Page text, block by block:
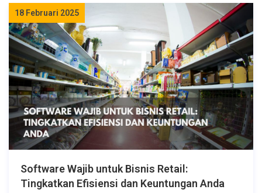
18 Februari 2025
Software Wajib untuk Bisnis Retail:
Tingkatkan Efisiensi dan Keuntungan Anda